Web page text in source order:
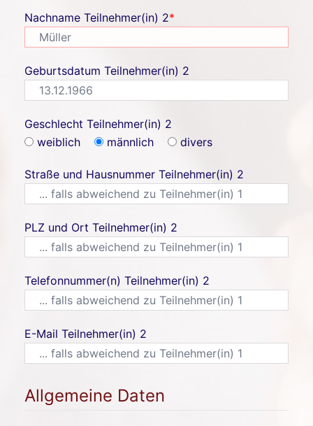
Nachname Teilnehmer(in) 2*
Geburtsdatum Teilnehmer(in) 2
Geschlecht Teilnehmer(in) 2
weiblich
männlich divers
Straße und Hausnummer Teilnehmer(in) 2
PLZ und Ort Teilnehmer(in) 2
Telefonnummer(n) Teilnehmer(in) 2
E-Mail Teilnehmer(in) 2
Allgemeine Daten